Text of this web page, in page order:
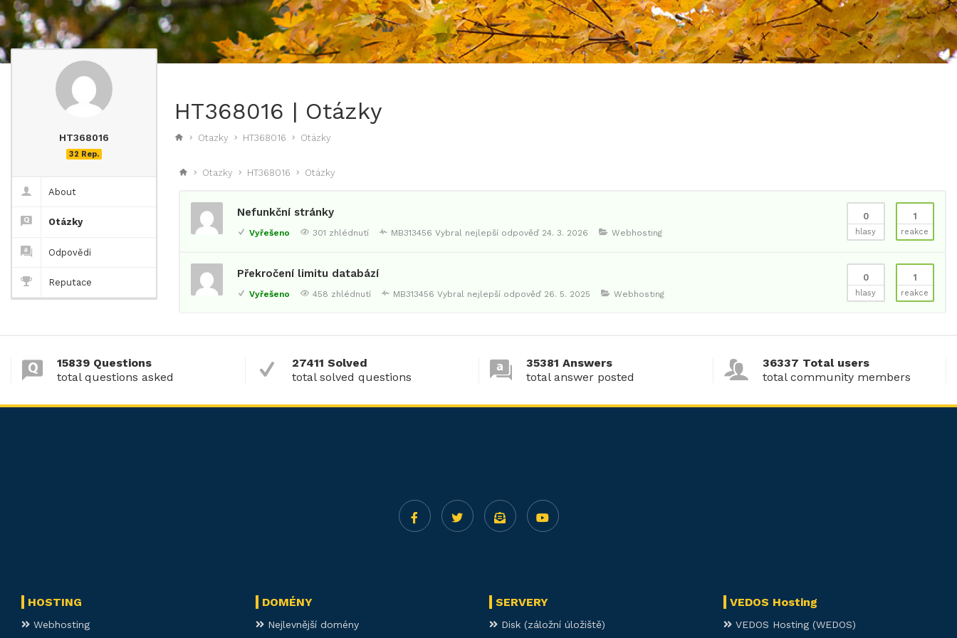
HT368016 | Otázky
Otazky HT368016 Otázky
HT368016
32 Rep.
About
Otázky
Odpovědi
Reputace
Otazky HT368016 Otázky
0
hlasy
1
reakce
Nefunkční stránky
Vyřešeno 301 zhlédnutí MB313456 Vybral nejlepší odpověď 24. 3. 2026 Webhosting
0
hlasy
1
reakce
Překročení limitu databází
Vyřešeno 458 zhlédnutí MB313456 Vybral nejlepší odpověď 26. 5. 2025 Webhosting
15839 Questions
total questions asked
27411 Solved
total solved questions
35381 Answers
total answer posted
36337 Total users
total community members
HOSTING
Webhosting
DOMÉNY
Nejlevnější domény
SERVERY
Disk (záložní úložiště)
VEDOS Hosting
VEDOS Hosting (WEDOS)